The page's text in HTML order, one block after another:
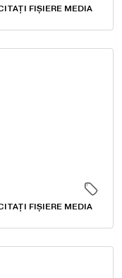
FIȘIERE MEDIA
FIȘIERE MEDIA